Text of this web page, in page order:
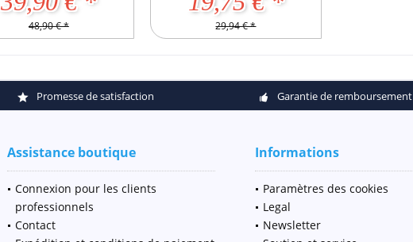
48,90 € * 29,94 € *
Promesse de satisfaction Garantie de remboursement
Assistance boutique
Connexion pour les clients
professionnels
Contact
Informations
Paramètres des cookies
Legal
Newsletter